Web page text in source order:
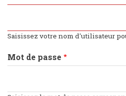
Saisissez votre nom d'utilisateur
Mot de passe